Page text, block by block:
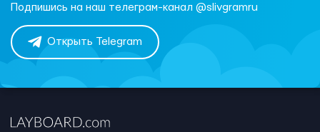
Подпишись на наш телеграм-канал @slivgramru
Открыть Telegram